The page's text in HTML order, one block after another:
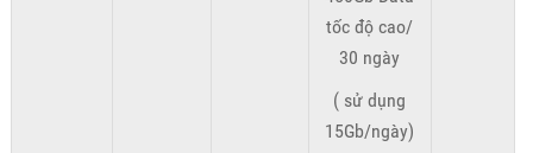
tốc độ cao/
30 ngày
( sử dụng
15Gb/ngày)